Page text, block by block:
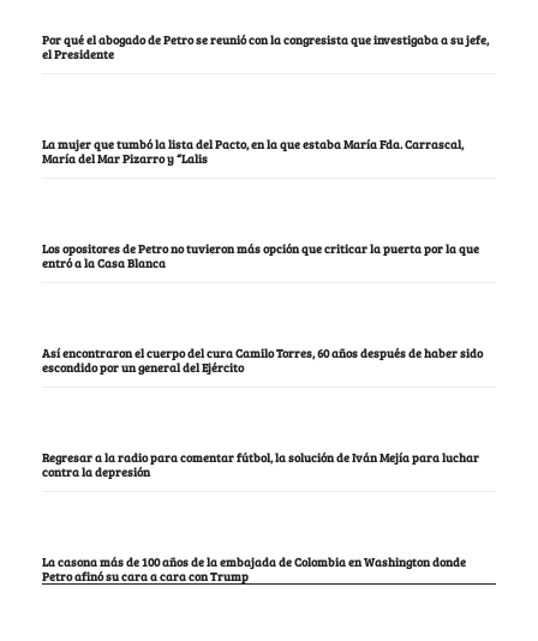
Por qué el abogado de Petro se reunió con la congresista que investigaba a su jefe,
el Presidente
La mujer que tumbó la lista del Pacto, en la que estaba María Fda. Carrascal,
María del Mar Pizarro y “Lalis
Los opositores de Petro no tuvieron más opción que criticar la puerta por la que
entró a la Casa Blanca
Así encontraron el cuerpo del cura Camilo Torres, 60 años después de haber sido
escondido por un general del Ejército
Regresar a la radio para comentar fútbol, la solución de Iván Mejía para luchar
contra la depresión
La casona más de 100 años de la embajada de Colombia en Washington donde
Petro afinó su cara a cara con Trump